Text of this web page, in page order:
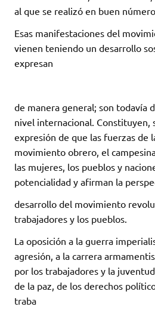
al que se realizó en buen
Esas manifestaciones del
vienen teniendo un desarrollo
expresan
de manera general; son todavía
nivel internacional. Constituyen,
expresión de que las fuerzas de
movimiento obrero, el
las mujeres, los pueblos y
potencialidad y afirman la
desarrollo del movimiento
trabajadores y los pueblos.
La oposición a la guerra
agresión, a la carrera
por los trabajadores y la
de la paz, de los derechos
traba